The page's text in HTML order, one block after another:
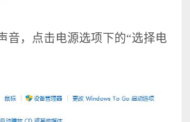
，点击电源选项下的“选择电